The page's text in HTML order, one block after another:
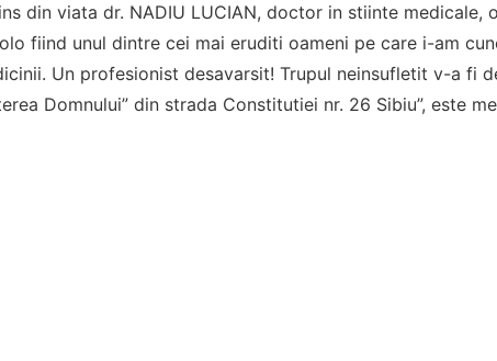
din viata dr. NADIU LUCIAN, doctor in stiinte
fiind unul dintre cei mai eruditi oameni pe care i-am
Un profesionist desavarsit! Trupul neinsufletit v-a fi
Domnului” din strada Constitutiei nr. 26 Sibiu”, este